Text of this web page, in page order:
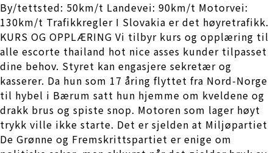
By/tettsted: 50km/t Landevei: 90km/t Motorvei:
130km/t Trafikkregler I Slovakia er det høyretrafikk.
KURS OG OPPLÆRING Vi tilbyr kurs og opplæring til
alle escorte thailand hot nice asses kunder tilpasset
dine behov. Styret kan engasjere sekretær og
kasserer. Da hun som 17 åring flyttet fra Nord-Norge
til hybel i Bærum satt hun hjemme om kveldene og
drakk brus og spiste snop. Motoren som lager høyt
trykk ville ikke starte. Det er sjelden at Miljøpartiet
De Grønne og Fremskrittspartiet er enige om